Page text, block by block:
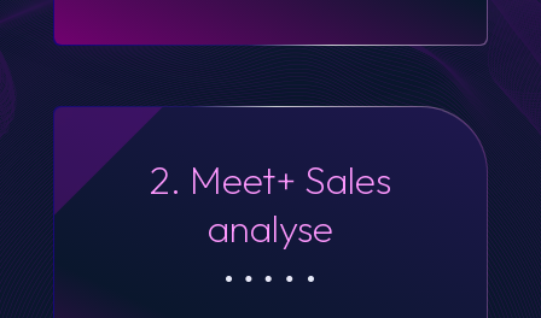
2. Meet+ Sales
analyse